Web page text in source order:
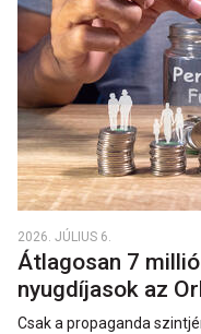
2026. JÚLIUS 6.
Átlagosan 7
nyugdíjasok az
Csak a propaganda